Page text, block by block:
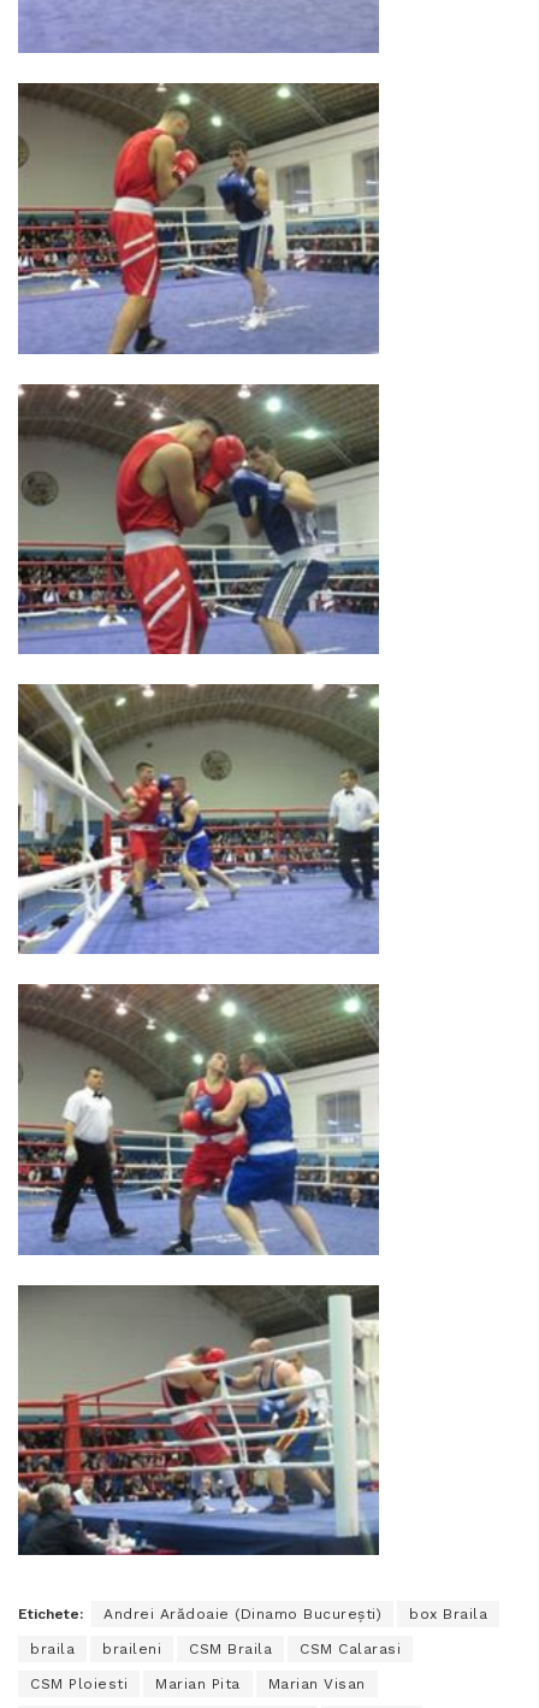
Etichete: Andrei Arădoaie (Dinamo București) box Braila
braila braileni CSM Braila CSM Calarasi
CSM Ploiesti Marian Pita Marian Visan